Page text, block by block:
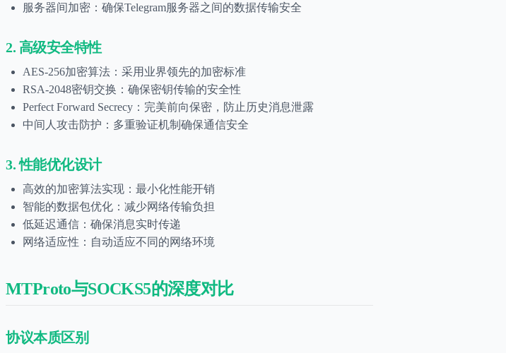
服务器间加密：确保Telegram服务器之间的数据传输安全
2. 高级安全特性
AES-256加密算法：采用业界领先的加密标准
RSA-2048密钥交换：确保密钥传输的安全性
Perfect Forward Secrecy：完美前向保密，防止历史消息泄露
中间人攻击防护：多重验证机制确保通信安全
3. 性能优化设计
高效的加密算法实现：最小化性能开销
智能的数据包优化：减少网络传输负担
低延迟通信：确保消息实时传递
网络适应性：自动适应不同的网络环境
MTProto与SOCKS5的深度对比
协议本质区别